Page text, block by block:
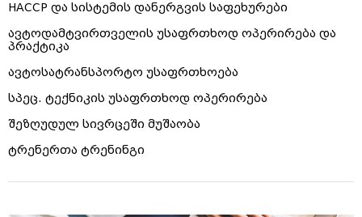
HACCP და სისტემის დანერგვის საფეხურები
ავტოდამტვირთველის უსაფრთხოდ ოპერირება და
პრაქტიკა
ავტოსატრანსპორტო უსაფრთხოება
სპეც. ტექნიკის უსაფრთხოდ ოპერირება
შეზღუდულ სივრცეში მუშაობა
ტრენერთა ტრენინგი